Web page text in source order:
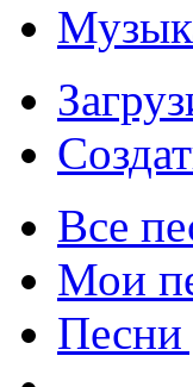
Все
Мои
Песни